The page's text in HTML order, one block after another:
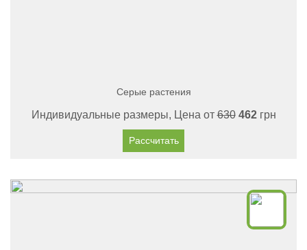
Серые растения
Индивидуальные размеры, Цена от630 462грн
Рассчитать